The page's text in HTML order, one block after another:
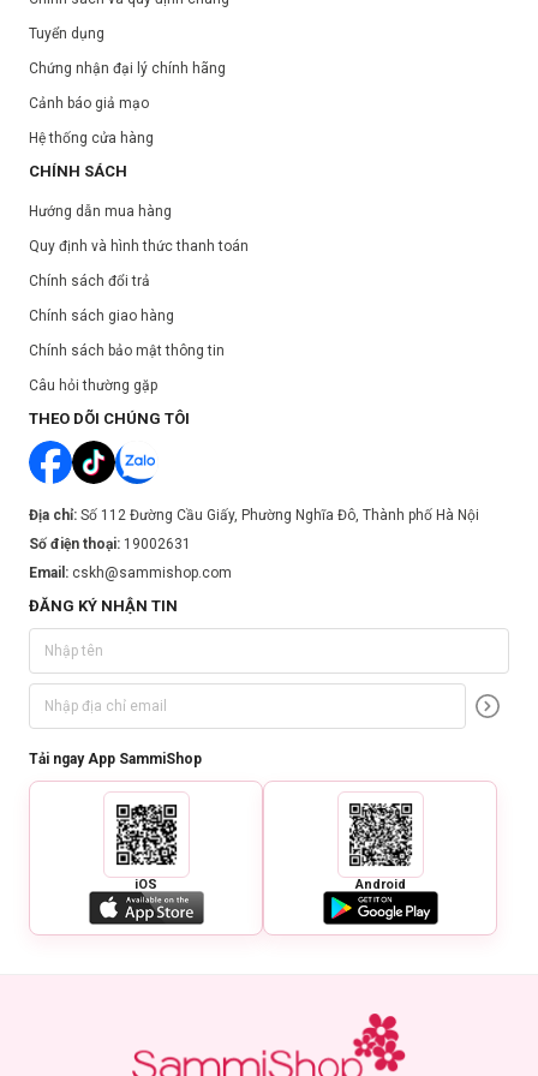
Tuyển dụng
Chứng nhận đại lý chính hãng
Cảnh báo giả mạo
Hệ thống cửa hàng
CHÍNH SÁCH
Hướng dẫn mua hàng
Quy định và hình thức thanh toán
Chính sách đổi trả
Chính sách giao hàng
Chính sách bảo mật thông tin
Câu hỏi thường gặp
THEO DÕI CHÚNG TÔI
Địa chỉ: Số 112 Đường Cầu Giấy, Phường Nghĩa Đô, Thành phố Hà Nội
Số điện thoại: 19002631
Email: cskh@sammishop.com
ĐĂNG KÝ NHẬN TIN
Tải ngay App SammiShop
iOS Android